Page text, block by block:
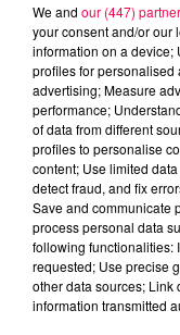
Flash infos
Crédit :Flash infos
We and our (447)
your consent and/or our
information on a device;
profiles for personalised
advertising; Measure
performance;
of data from different
profiles to personalise
content; Use limited
detect fraud, and fix
Save and communicate
process personal data
following functionalities:
requested; Use precise
other data sources; Link
information transmitted